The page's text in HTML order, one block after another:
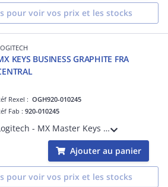
pour voir vos prix et les stocks
KEYS BUSINESS GRAPHITE FRA
Rexel :OGH920-010245
Fab :920-010245
Logitech - MX Master Keys for Business - GRAPHITE - FRA
Ajouter au panier
pour voir vos prix et les stocks